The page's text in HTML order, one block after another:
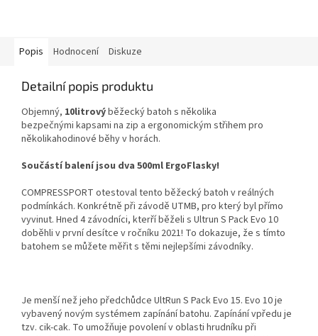
Popis Hodnocení Diskuze
Detailní popis produktu
Objemný, 10litrovýběžecký batoh s několika
bezpečnými kapsami na zip a ergonomickým střihem pro
několikahodinové běhy v horách.
Součástí balení jsou dva 500ml ErgoFlasky!
COMPRESSPORT otestoval tento běžecký batoh v reálných
podmínkách. Konkrétně při závodě UTMB, pro který byl přímo
vyvinut. Hned 4 závodníci, kterří běželi s Ultrun S Pack Evo 10
doběhli v první desítce v ročníku 2021! To dokazuje, že s tímto
batohem se můžete měřit s těmi nejlepšími závodníky.
Je menší než jeho předchůdce UltRun S Pack Evo 15. Evo 10 je
vybavený novým systémem zapínání batohu. Zapínání vpředu je
tzv. cik-cak. To umožňuje povolení v oblasti hrudníku při